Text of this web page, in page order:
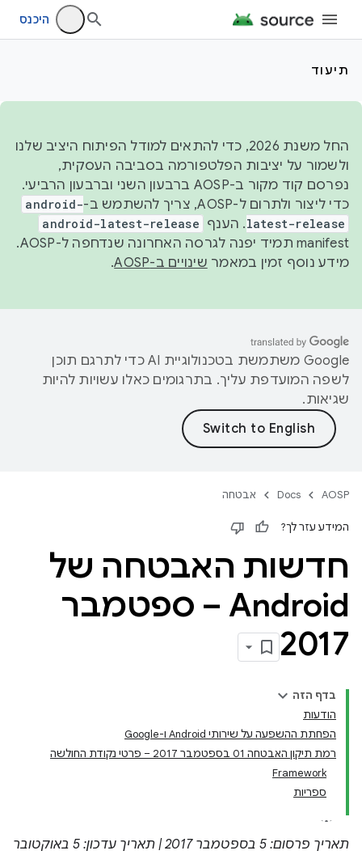
היכנס
תיעוד
החל משנת 2026, כדי להתאים למודל הפיתוח היציב שלנו
ולשמור על יציבות הפלטפורמה בסביבה העסקית,
נפרסם קוד מקור ב-AOSP ברבעון השני וברבעון הרביעי.
כדי ליצור ולתרום ל-AOSP, צריך להשתמש ב-
android-
latest-release. הענף android-latest-release
manifest תמיד יפנה לגרסה האחרונה שנדחפה ל-AOSP.
מידע נוסף זמין במאמר שינויים ב-AOSP .
‫Google משתמשת בטכנולוגיית AI כדי לתרגם תוכן
לשפה המועדפת עליך. בתרגומים כאלו עשויות להיות
שגיאות.
AOSP
Docs אבטחה
המידע עזר לך?
חדשות האבטחה של
Android – ספטמבר
2017
בדף הזה
הודעות
הפחתת ההשפעה על שירותי Android ו-Google
רמת תיקון האבטחה 01 בספטמבר 2017 – פרטי נקודת החולשה
Framework
ספריות
תאריך פרסום: 5 בספטמבר 2017 | תאריך עדכון: 5 באוקטובר